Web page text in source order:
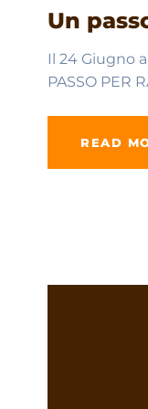
Un
Il 24 Giugno
PASSO PER
READ